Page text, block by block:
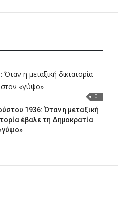
0
1936: Όταν η μεταξική
έβαλε τη Δημοκρατία